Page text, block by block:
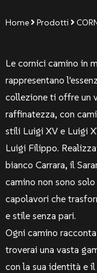
Home Prodotti
Le cornici camino in
rappresentano
collezione ti offre un
raffinatezza, con
stili Luigi XV e Luigi
Luigi Filippo.
bianco Carrara, il
camino non sono
capolavori che
e stile senza pari.
Ogni camino
troverai una vasta
con la sua identità e